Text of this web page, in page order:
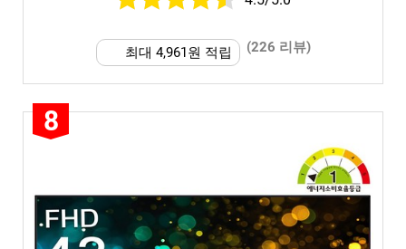
최대 4,961원 적립 (226 리뷰)
8